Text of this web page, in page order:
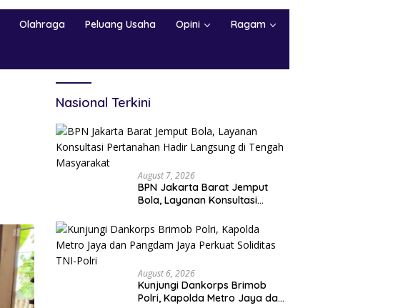
Olahraga Peluang Usaha Opini Ragam
Nasional Terkini
August 7, 2026
BPN Jakarta Barat Jemput
Bola, Layanan Konsultasi
Tengah Masyarakat
August 6, 2026
Kunjungi Dankorps Brimob
Polri, Kapolda Metro Jaya dan